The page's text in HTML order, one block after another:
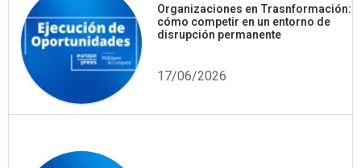
Organizaciones en Trasnformación:
cómo competir en un entorno de
disrupción permanente
17/06/2026